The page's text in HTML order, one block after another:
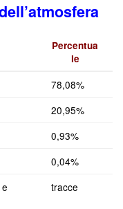
Percentua
le
78,08%
20,95%
0,93%
0,04%
tracce